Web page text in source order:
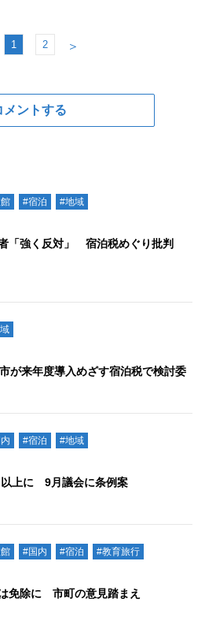
1 2 ＞
メントする
#宿泊 #地域
「強く反対」 宿泊税めぐり批判
が来年度導入めざす宿泊税で検討委
#宿泊 #地域
上に 9月議会に条例案
#国内 #宿泊 #教育旅行
免除に 市町の意見踏まえ